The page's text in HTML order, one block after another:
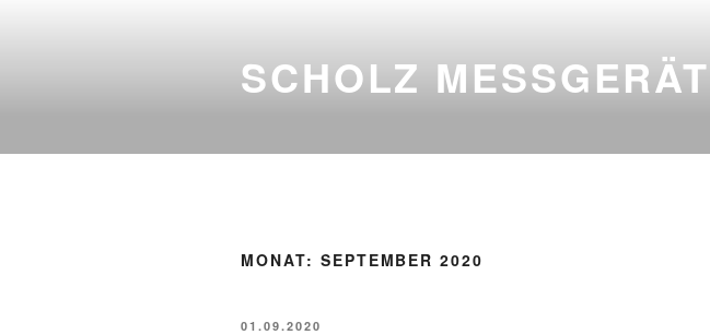
SCHOLZ
MONAT: SEPTEMBER 2020
VERÖFFENTLICHT
01.09.2020